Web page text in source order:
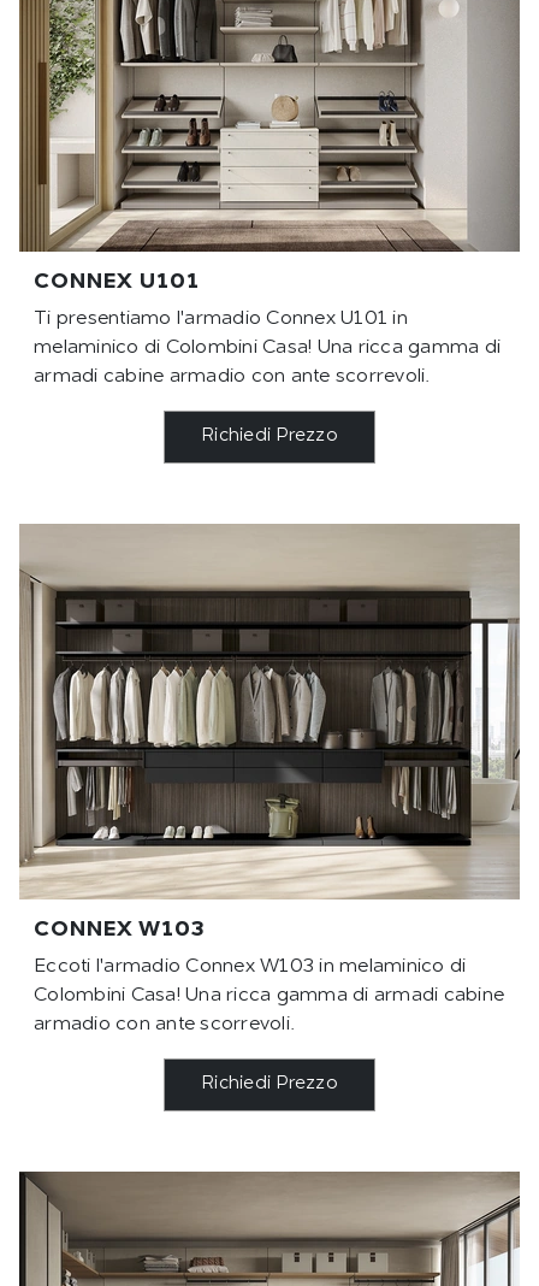
CONNEX U101
Ti presentiamo l'armadio Connex U101 in
melaminico di Colombini Casa! Una ricca gamma di
armadi cabine armadio con ante scorrevoli.
Richiedi Prezzo
CONNEX W103
Eccoti l'armadio Connex W103 in melaminico di
Colombini Casa! Una ricca gamma di armadi cabine
armadio con ante scorrevoli.
Richiedi Prezzo